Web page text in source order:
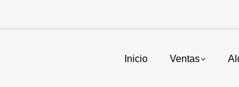
Inicio Ventas